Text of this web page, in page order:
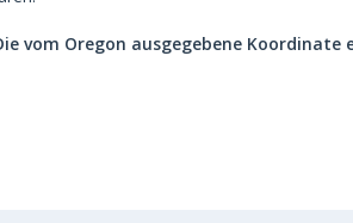
vom Oregon ausgegebene